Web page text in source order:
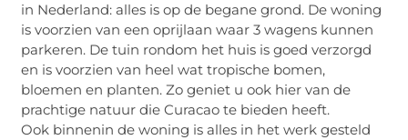
in Nederland: alles is op de begane grond. De woning
is voorzien van een oprijlaan waar 3 wagens kunnen
parkeren. De tuin rondom het huis is goed verzorgd
en is voorzien van heel wat tropische bomen,
bloemen en planten. Zo geniet u ook hier van de
prachtige natuur die Curacao te bieden heeft.
Ook binnenin de woning is alles in het werk gesteld